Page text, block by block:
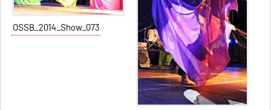
OSSB_2014_Show_073